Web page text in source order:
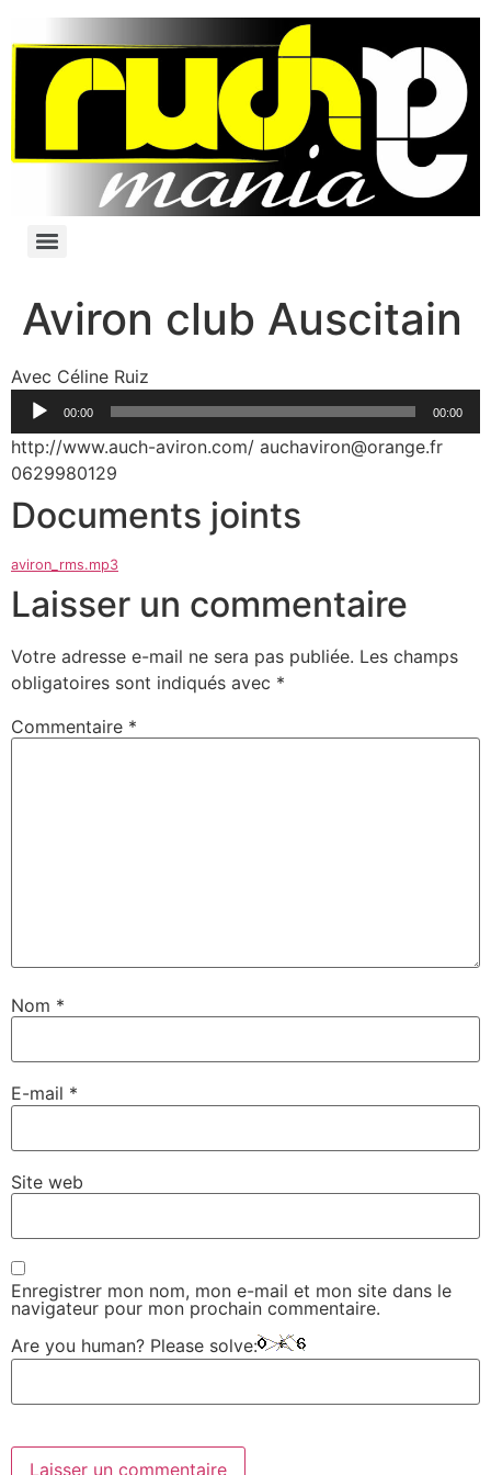
Aviron club Auscitain
Avec Céline Ruiz
audio
00:00 00:00
http://www.auch-aviron.com/ auchaviron@orange.fr
0629980129
Documents joints
aviron_rms.mp3
Laisser un commentaire
Votre adresse e-mail ne sera pas publiée. Les champs
obligatoires sont indiqués avec *
Commentaire *
Nom *
E-mail *
Site web
Enregistrer mon nom, mon e-mail et mon site dans le
navigateur pour mon prochain commentaire.
Are you human? Please solve: